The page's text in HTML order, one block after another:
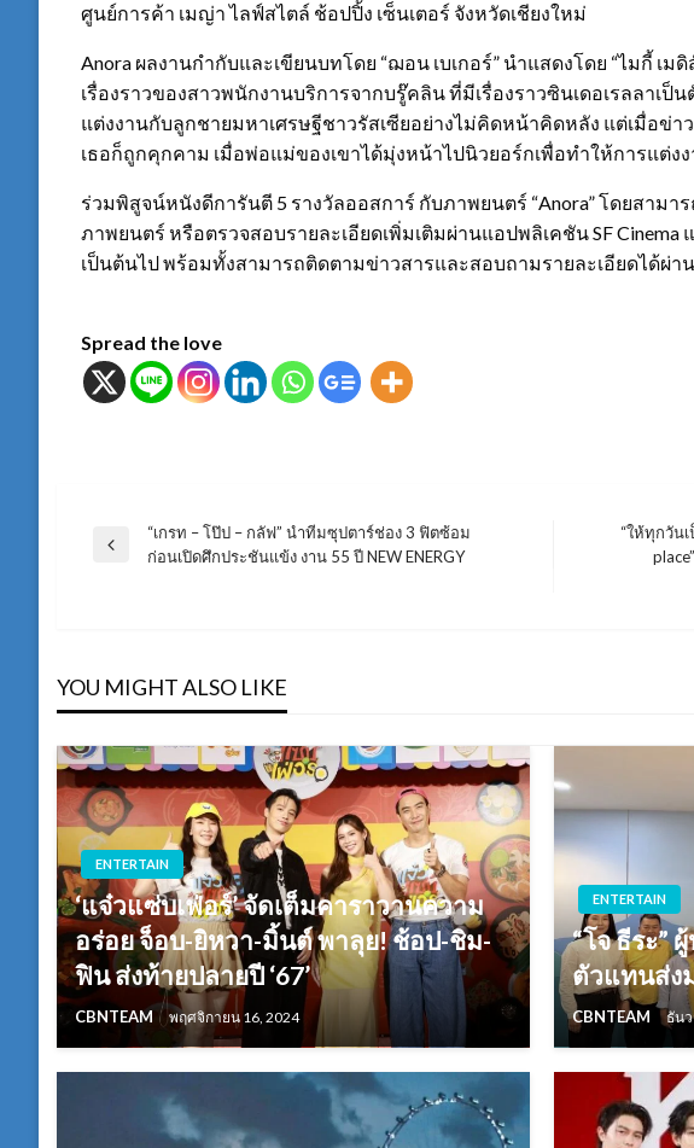
ศูนย์การค้า เมญ่า ไลฟ์สไตล์ ช้อปปิ้ง เซ็นเตอร์ จังหวัดเชียงใหม่
Anora ผลงานกำกับและเขียนบทโดย “ฌอน เบเกอร์” นำแสดงโดย “ไมกี้ เม
เรื่องราวของสาวพนักงานบริการจากบรู๊คลิน ที่มีเรื่องราวซินเดอเรลลาเป็
แต่งงานกับลูกชายมหาเศรษฐีชาวรัสเซียอย่างไม่คิดหน้าคิดหลัง แต่เมื่อข่า
เธอก็ถูกคุกคาม เมื่อพ่อแม่ของเขาได้มุ่งหน้าไปนิวยอร์กเพื่อทำให้การแต่ง
ร่วมพิสูจน์หนังดีการันตี 5 รางวัลออสการ์ กับภาพยนตร์ “Anora” โดยสาม
ภาพยนตร์ หรือตรวจสอบรายละเอียดเพิ่มเติมผ่านแอปพลิเคชัน SF Cinema
เป็นต้นไป พร้อมทั้งสามารถติดตามข่าวสารและสอบถามรายละเอียดได้ผ่านโ
Spread the love
แนะแนว
Previous
“เกรท – โป๊ป – กลัฟ” นำทีมซุปตาร์ช่อง 3 ฟิตซ้อม
ก่อนเปิดศึกประชันแข้ง งาน 55 ปี NEW ENERGY
“ให้ทุกวัน
YOU MIGHT ALSO LIKE
ENTERTAIN
‘แจ๋วแซ่บเฟ่อร์’ จัดเต็มคาราวานความ
อร่อย จ็อบ-ยิหวา-มิ้นต์ พาลุย! ช้อป-ชิม-
ฟิน ส่งท้ายปลายปี ‘67’
CBNTEAM พฤศจิกายน 16, 2024
ENTERTAIN
“โจ ธีระ”
ตัวแทนส่ง
CBNTEAM ธัน